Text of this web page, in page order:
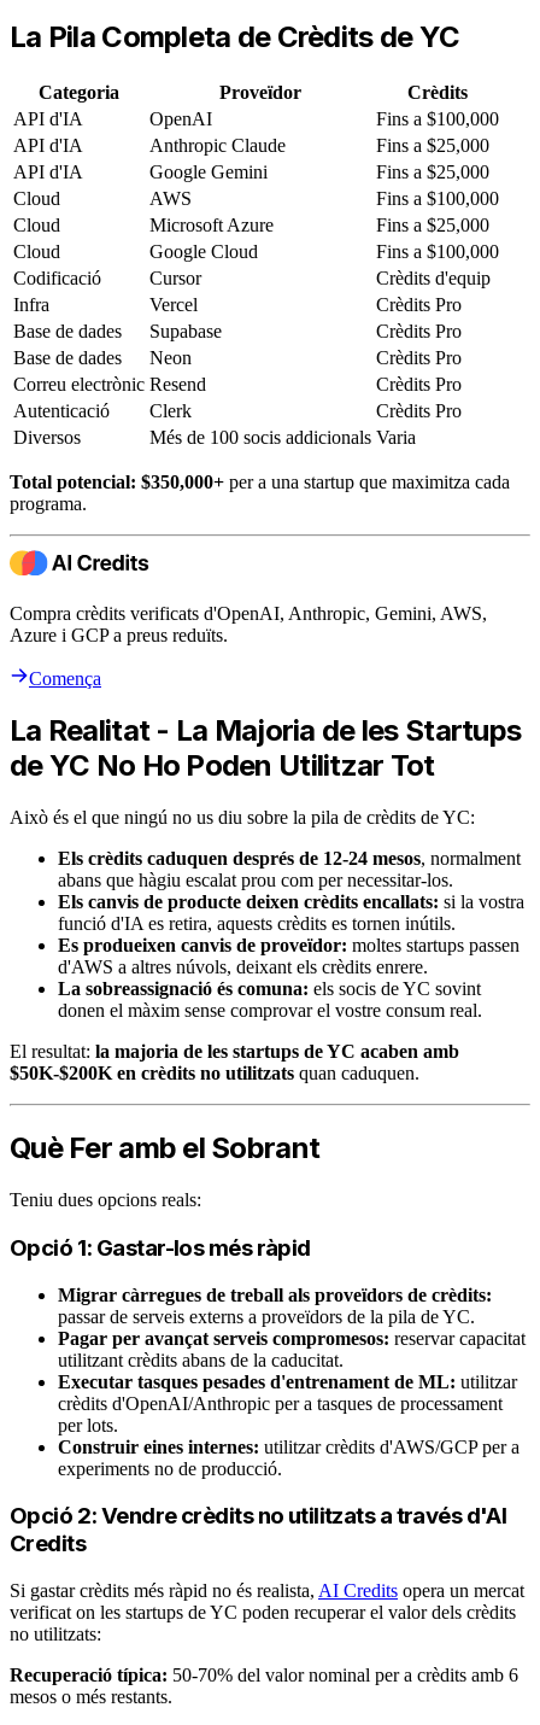
La Pila Completa de Crèdits de YC
Categoria Proveïdor
Crèdits
API d'IA
OpenAI
Fins a $100,000
API d'IA
Anthropic Claude
Fins a $25,000
API d'IA
Google Gemini
Fins a $25,000
Cloud
AWS
Fins a $100,000
Cloud
Microsoft Azure
Fins a $25,000
Cloud
Google Cloud
Fins a $100,000
Codificació
Cursor
Crèdits d'equip
Infra
Vercel
Crèdits Pro
Base de dades
Supabase
Crèdits Pro
Base de dades
Neon
Crèdits Pro
Correu electrònic Resend
Crèdits Pro
Autenticació
Clerk
Crèdits Pro
Diversos
Més de 100 socis addicionals Varia
Total potencial: $350,000+ per a una startup que maximitza cada
programa.
Compra crèdits verificats d'OpenAI, Anthropic, Gemini, AWS,
Azure i GCP a preus reduïts.
Comença
La Realitat - La Majoria de les Startups
de YC No Ho Poden Utilitzar Tot
Això és el que ningú no us diu sobre la pila de crèdits de YC:
Els crèdits caduquen després de 12-24 mesos, normalment
abans que hàgiu escalat prou com per necessitar-los.
Els canvis de producte deixen crèdits encallats: si la vostra
funció d'IA es retira, aquests crèdits es tornen inútils.
Es produeixen canvis de proveïdor: moltes startups passen
d'AWS a altres núvols, deixant els crèdits enrere.
La sobreassignació és comuna: els socis de YC sovint
donen el màxim sense comprovar el vostre consum real.
El resultat: la majoria de les startups de YC acaben amb
$50K-$200K en crèdits no utilitzats quan caduquen.
Què Fer amb el Sobrant
Teniu dues opcions reals:
Opció 1: Gastar-los més ràpid
Migrar càrregues de treball als proveïdors de crèdits:
passar de serveis externs a proveïdors de la pila de YC.
Pagar per avançat serveis compromesos: reservar capacitat
utilitzant crèdits abans de la caducitat.
Executar tasques pesades d'entrenament de ML: utilitzar
crèdits d'OpenAI/Anthropic per a tasques de processament
per lots.
Construir eines internes: utilitzar crèdits d'AWS/GCP per a
experiments no de producció.
Opció 2: Vendre crèdits no utilitzats a través d'AI
Credits
Si gastar crèdits més ràpid no és realista, AI Credits opera un mercat
verificat on les startups de YC poden recuperar el valor dels crèdits
no utilitzats:
Recuperació típica: 50-70% del valor nominal per a crèdits amb 6
mesos o més restants.